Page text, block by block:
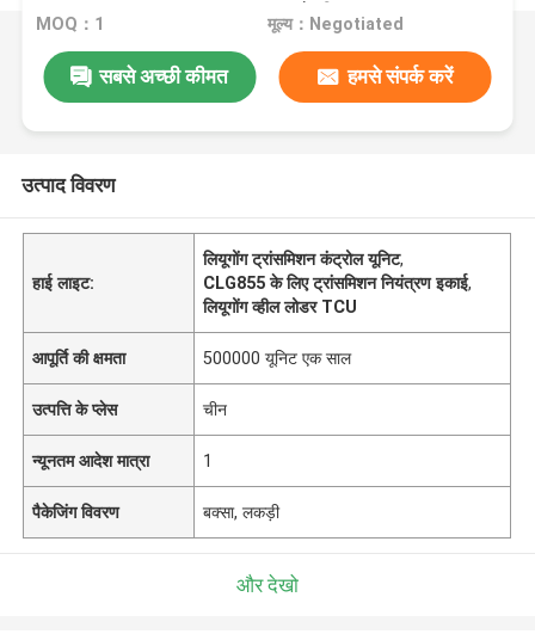
CLG870H, CLG888, CLG890H के लिए SP125806
MOQ：1 मूल्य：Negotiated
सबसे अच्छी कीमत हमसे संपर्क करें
उत्पाद विवरण
हाई लाइट:
लियूगोंग ट्रांसमिशन कंट्रोल यूनिट,
CLG855 के लिए ट्रांसमिशन नियंत्रण इकाई,
लियूगोंग व्हील लोडर TCU
आपूर्ति की क्षमता 500000 यूनिट एक साल
उत्पत्ति के प्लेस चीन
न्यूनतम आदेश मात्रा 1
पैकेजिंग विवरण बक्सा, लकड़ी
और देखो